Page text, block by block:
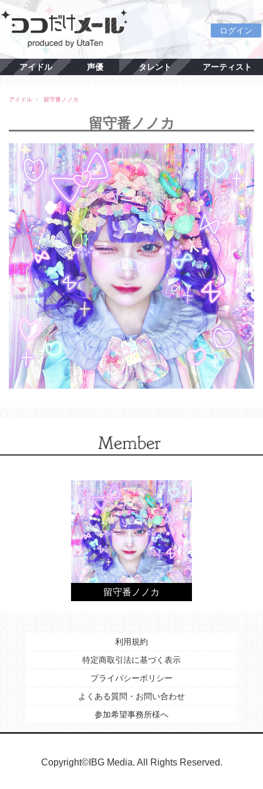
ログイン
アイドル 声優 タレント アーティスト
アイドル 留守番ノノカ
留守番ノノカ
留守番ノノカ
利用規約
特定商取引法に基づく表示
プライバシーポリシー
よくある質問・お問い合わせ
参加希望事務所様へ
Copyright©IBG Media. All Rights Reserved.